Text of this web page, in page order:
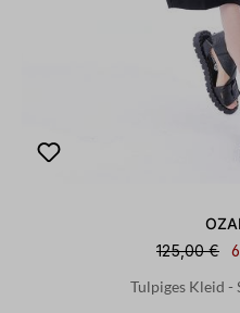
125,00 €
Tulpiges Kleid -